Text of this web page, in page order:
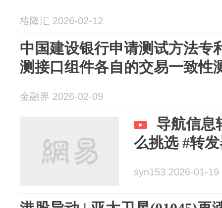
格隆汇 2026-02-12
中国建设银行申请测试方法专
测接口组件各自的交易一致性
金融界 2026-02-09
导航信息
么挑选 #转
syn153 2026-01-19